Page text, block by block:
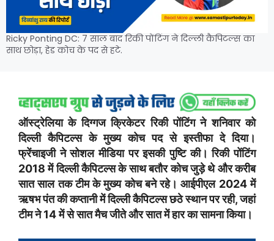
Ricky Ponting DC: 7 साल बाद रिकी पोंटिंग ने दिल्ली कैपिटल्स का
साथ छोड़ा, हेड कोच के पद से हटे.
ऑस्ट्रेलिया के दिग्गज क्रिकेटर रिकी पोंटिंग ने शनिवार को
दिल्ली कैपिटल्स के मुख्य कोच पद से इस्तीफा दे दिया।
फ्रेंचाइजी ने सोशल मीडिया पर इसकी पुष्टि की। रिकी पोंटिंग
2018 में दिल्ली कैपिटल्स के साथ बतौर कोच जुड़े थे और करीब
सात साल तक टीम के मुख्य कोच बने रहे। आईपीएल 2024 में
ऋषभ पंत की कप्तानी में दिल्ली कैपिटल्स छठे स्थान पर रही, जहां
टीम ने 14 में से सात मैच जीते और सात में हार का सामना किया।